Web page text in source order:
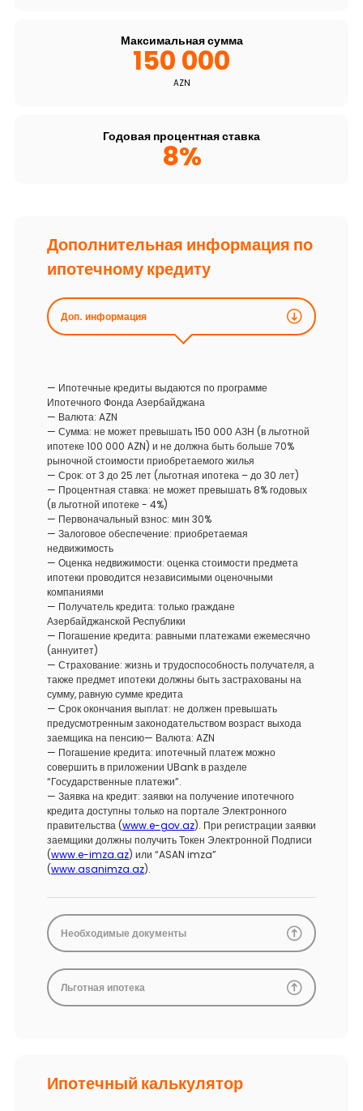
Кешбэк
Кадровые ресурсы
Максимальная сумма
150 000
AZN
Годовая процентная ставка
8%
Дополнительная информация по
ипотечному кредиту
Доп. информация
— Ипотечные кредиты выдаются по программе
Ипотечного Фонда Азербайджана
— Валюта: AZN
— Сумма: не может превышать 150 000 АЗН (в льготной
ипотеке 100 000 AZN) и не должна быть больше 70%
рыночной стоимости приобретаемого жилья
— Срок: от 3 до 25 лет (льготная ипотека – до 30 лет)
— Процентная ставка: не может превышать 8% годовых
(в льготной ипотеке - 4%)
— Первоначальный взнос: мин 30%
— Залоговое обеспечение: приобретаемая
недвижимость
— Оценка недвижимости: оценка стоимости предмета
ипотеки проводится независимыми оценочными
компаниями
— Получатель кредита: только граждане
Азербайджанской Республики
— Погашение кредита: равными платежами ежемесячно
(аннуитет)
— Страхование: жизнь и трудоспособность получателя, а
также предмет ипотеки должны быть застрахованы на
сумму, равную сумме кредита
— Срок окончания выплат: не должен превышать
предусмотренным законодательством возраст выхода
заемщика на пенсию— Валюта: AZN
— Погашение кредита: ипотечный платеж можно
совершить в приложении UBank в разделе
“Государственные платежи”.
— Заявка на кредит: заявки на получение ипотечного
кредита доступны только на портале Электронного
правительства (www.e-gov.az). При регистрации заявки
заемщики должны получить Токен Электронной Подписи
(www.e-imza.az) или “ASAN imza”
(www.asanimza.az).
Необходимые документы
Льготная ипотека
Ипотечный калькулятор